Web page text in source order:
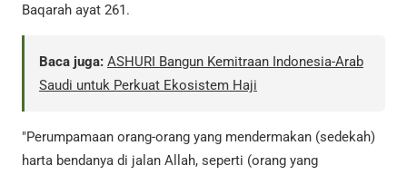
Baqarah ayat 261.
Baca juga: ASHURI Bangun Kemitraan Indonesia-Arab
Saudi untuk Perkuat Ekosistem Haji
"Perumpamaan orang-orang yang mendermakan (sedekah)
harta bendanya di jalan Allah, seperti (orang yang